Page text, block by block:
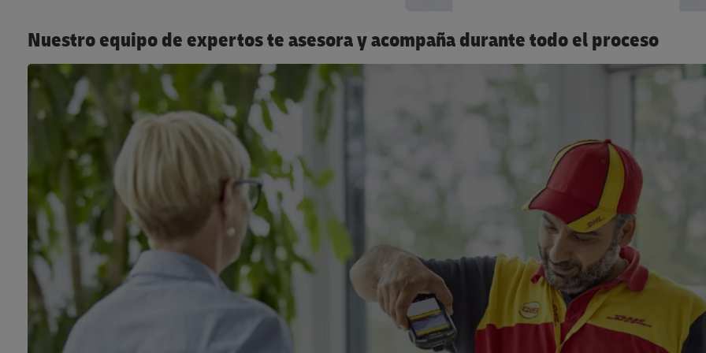
Nuestro equipo de expertos te asesora y acompaña durante todo el proceso